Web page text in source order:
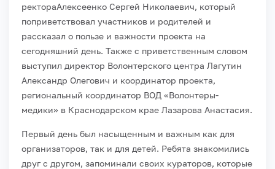
ректораАлексеенко Сергей Николаевич, который
поприветствовал участников и родителей и
рассказал о пользе и важности проекта на
сегодняшний день. Также с приветственным словом
выступил директор Волонтерского центра Лагутин
Александр Олегович и координатор проекта,
региональный координатор ВОД «Волонтеры-
медики» в Краснодарском крае Лазарова Анастасия.
Первый день был насыщенным и важным как для
организаторов, так и для детей. Ребята знакомились
друг с другом, запоминали своих кураторов, которые